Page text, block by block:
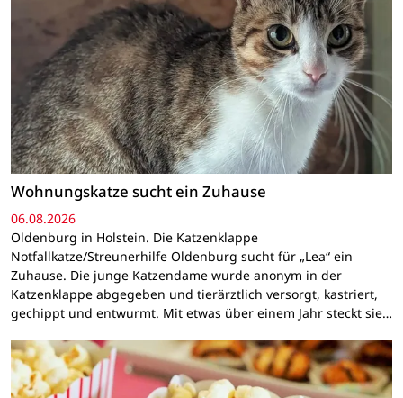
Wohnungskatze sucht ein Zuhause
06.08.2026
Oldenburg in Holstein. Die Katzenklappe
Notfallkatze/Streunerhilfe Oldenburg sucht für „Lea“ ein
Zuhause. Die junge Katzendame wurde anonym in der
Katzenklappe abgegeben und tierärztlich versorgt, kastriert,
gechippt und entwurmt. Mit etwas über einem Jahr steckt sie…